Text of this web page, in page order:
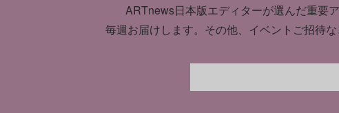
ARTnews日本版エディターが選んだ重要
毎週お届けします。 その他、イベントご招待な